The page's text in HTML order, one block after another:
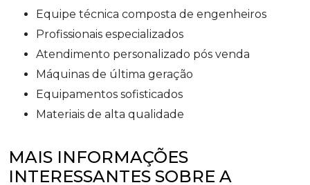
equipe técnica composta de engenheiros
profissionais especializados
atendimento personalizado pós venda
máquinas de última geração
equipamentos sofisticados
materiais de alta qualidade
MAIS INFORMAÇÕES
INTERESSANTES SOBRE A